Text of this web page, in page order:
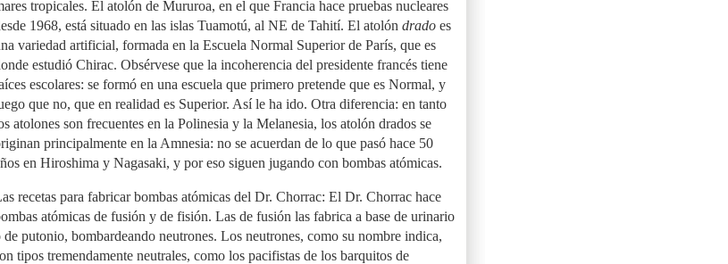
tropicales. El atolón de Mururoa, en el que Francia hace pruebas nucleares
1968, está situado en las islas Tuamotú, al NE de Tahití. El atolón drado es
variedad artificial, formada en la Escuela Normal Superior de París, que es
estudió Chirac. Obsérvese que la incoherencia del presidente francés tiene
escolares: se formó en una escuela que primero pretende que es Normal, y
que no, que en realidad es Superior. Así le ha ido. Otra diferencia: en tanto
atolones son frecuentes en la Polinesia y la Melanesia, los atolón drados se
principalmente en la Amnesia: no se acuerdan de lo que pasó hace 50
en Hiroshima y Nagasaki, y por eso siguen jugando con bombas atómicas.
recetas para fabricar bombas atómicas del Dr. Chorrac: El Dr. Chorrac hace
atómicas de fusión y de fisión. Las de fusión las fabrica a base de urinario
de putonio, bombardeando neutrones. Los neutrones, como su nombre indica,
tipos tremendamente neutrales, como los pacifistas de los barquitos de